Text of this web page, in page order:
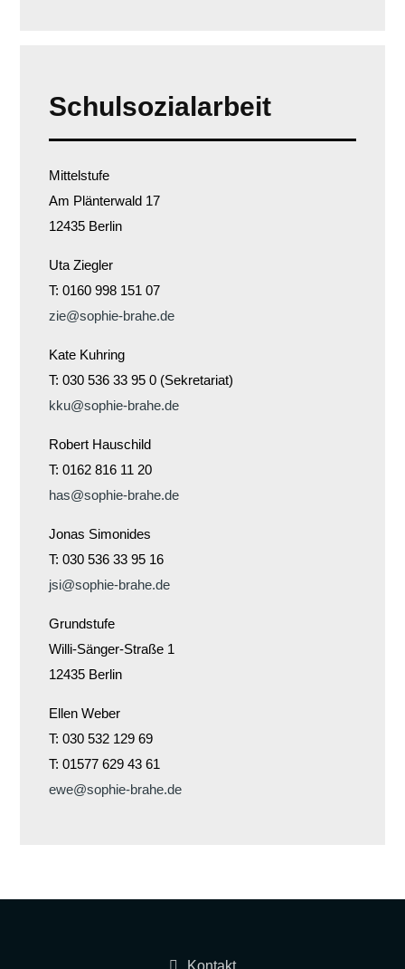
Schulsozialarbeit
Mittelstufe
Am Plänterwald 17
12435 Berlin
Uta Ziegler
T: 0160 998 151 07
zie@sophie-brahe.de
Kate Kuhring
T: 030 536 33 95 0 (Sekretariat)
kku@sophie-brahe.de
Robert Hauschild
T: 0162 816 11 20
has@sophie-brahe.de
Jonas Simonides
T: 030 536 33 95 16
jsi@sophie-brahe.de
Grundstufe
Willi-Sänger-Straße 1
12435 Berlin
Ellen Weber
T: 030 532 129 69
T: 01577 629 43 61
ewe@sophie-brahe.de
Kontakt